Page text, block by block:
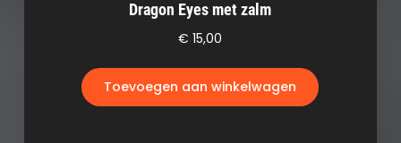
Dragon Eyes met zalm
€ 15,00
Toevoegen aan winkelwagen